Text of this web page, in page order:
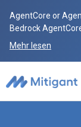
AgentCore or
Bedrock
Mehr lesen